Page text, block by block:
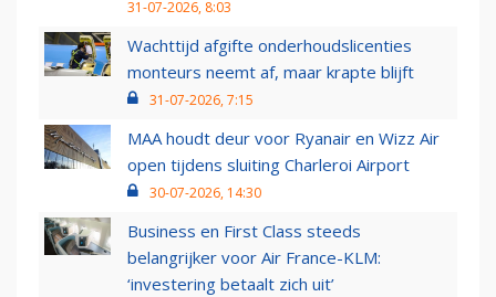
31-07-2026, 8:03
Wachttijd afgifte onderhoudslicenties
monteurs neemt af, maar krapte blijft
31-07-2026, 7:15
MAA houdt deur voor Ryanair en Wizz Air
open tijdens sluiting Charleroi Airport
30-07-2026, 14:30
Business en First Class steeds
belangrijker voor Air France-KLM:
‘investering betaalt zich uit’